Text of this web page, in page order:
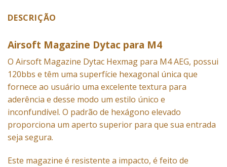
DESCRIÇÃO
Airsoft Magazine Dytac para M4
O Airsoft Magazine Dytac Hexmag para M4 AEG, possui
120bbs e têm uma superfície hexagonal única que
fornece ao usuário uma excelente textura para
aderência e desse modo um estilo único e
inconfundível. O padrão de hexágono elevado
proporciona um aperto superior para que sua entrada
seja segura.
Este magazine é resistente a impacto, é feito de